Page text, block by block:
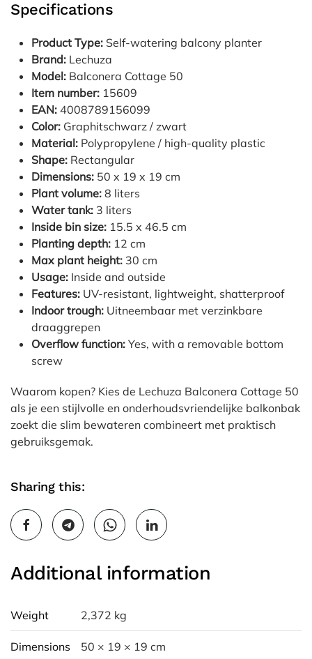
Specifications
Product Type: Self-watering balcony planter
Brand: Lechuza
Model: Balconera Cottage 50
Item number: 15609
EAN: 4008789156099
Color: Graphitschwarz / zwart
Material: Polypropylene / high-quality plastic
Shape: Rectangular
Dimensions: 50 x 19 x 19 cm
Plant volume: 8 liters
Water tank: 3 liters
Inside bin size: 15.5 x 46.5 cm
Planting depth: 12 cm
Max plant height: 30 cm
Usage: Inside and outside
Features: UV-resistant, lightweight, shatterproof
Indoor trough: Uitneembaar met verzinkbare
draaggrepen
Overflow function: Yes, with a removable bottom
screw
Waarom kopen? Kies de Lechuza Balconera Cottage 50
als je een stijlvolle en onderhoudsvriendelijke balkonbak
zoekt die slim bewateren combineert met praktisch
gebruiksgemak.
Sharing this:
Additional information
Weight 2,372 kg
Dimensions 50 × 19 × 19 cm